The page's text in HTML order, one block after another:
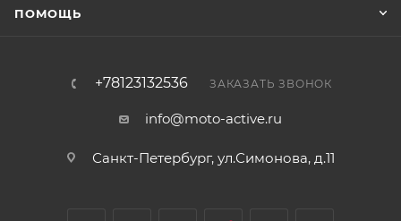
ПОМОЩЬ
+78123132536 ЗАКАЗАТЬ ЗВОНОК
info@moto-active.ru
Санкт-Петербург, ул.Симонова, д.11